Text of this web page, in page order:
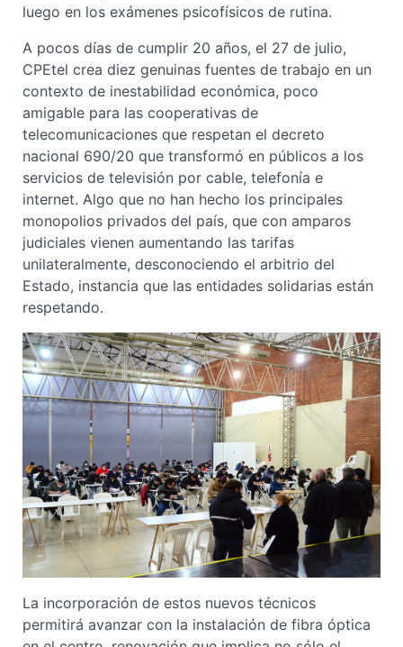
luego en los exámenes psicofísicos de rutina.
A pocos días de cumplir 20 años, el 27 de julio,
CPEtel crea diez genuinas fuentes de trabajo en un
contexto de inestabilidad económica, poco
amigable para las cooperativas de
telecomunicaciones que respetan el decreto
nacional 690/20 que transformó en públicos a los
servicios de televisión por cable, telefonía e
internet. Algo que no han hecho los principales
monopolios privados del país, que con amparos
judiciales vienen aumentando las tarifas
unilateralmente, desconociendo el arbitrio del
Estado, instancia que las entidades solidarias están
respetando.
La incorporación de estos nuevos técnicos
permitirá avanzar con la instalación de fibra óptica